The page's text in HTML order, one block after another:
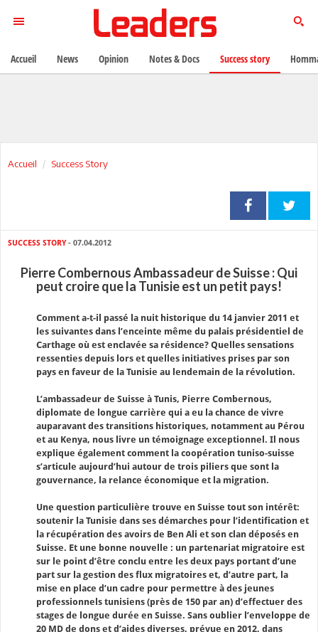
Accueil Success Story
SUCCESS STORY- 07.04.2012
Pierre Combernous Ambassadeur de Suisse : Qui
peut croire que la Tunisie est un petit pays!
Comment a-t-il passé la nuit historique du 14 janvier 2011 et
les suivantes dans l’enceinte même du palais présidentiel de
Carthage où est enclavée sa résidence? Quelles sensations
ressenties depuis lors et quelles initiatives prises par son
pays en faveur de la Tunisie au lendemain de la révolution.
L’ambassadeur de Suisse à Tunis, Pierre Combernous,
diplomate de longue carrière qui a eu la chance de vivre
auparavant des transitions historiques, notamment au Pérou
et au Kenya, nous livre un témoignage exceptionnel. Il nous
explique également comment la coopération tuniso-suisse
s’articule aujourd’hui autour de trois piliers que sont la
gouvernance, la relance économique et la migration.
Une question particulière trouve en Suisse tout son intérêt:
soutenir la Tunisie dans ses démarches pour l’identification et
la récupération des avoirs de Ben Ali et son clan déposés en
Suisse. Et une bonne nouvelle : un partenariat migratoire est
sur le point d’être conclu entre les deux pays portant d’une
part sur la gestion des flux migratoires et, d’autre part, la
mise en place d’un cadre pour permettre à des jeunes
professionnels tunisiens (près de 150 par an) d’effectuer des
stages de longue durée en Suisse. Sans oublier l’enveloppe de
20 MD de dons et d’aides diverses, prévue en 2012, dans
Accueil News Opinion Notes & Docs Success story